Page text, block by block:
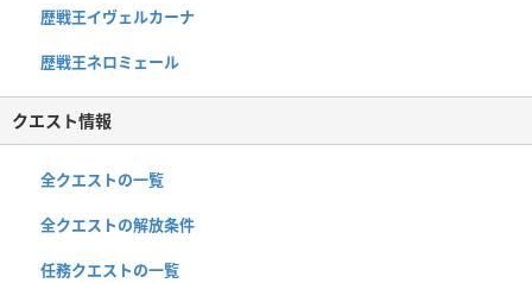
歴戦王イヴェルカーナ
歴戦王ネロミェール
クエスト情報
全クエストの一覧
全クエストの解放条件
任務クエストの一覧